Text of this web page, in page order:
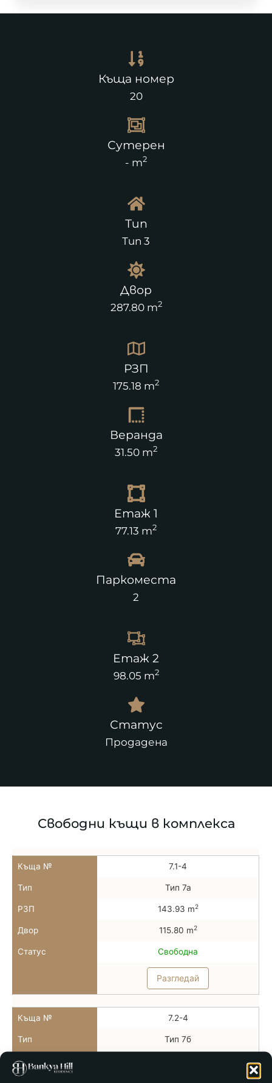
Къща номер
20
Сутерен
- m2
Тип
Тип 3
Двор
287.80 m2
РЗП
175.18 m2
Веранда
31.50 m2
Етаж 1
77.13 m2
Паркоместа
2
Етаж 2
98.05 m2
Статус
Продадена
Свободни къщи в комплекса
Къща № 7.1-4
Тип Тип 7а
РЗП 143.93 m2
Двор 115.80 m2
Статус Свободна
Разгледай
Къща № 7.2-4
Тип Тип 7б
РЗП